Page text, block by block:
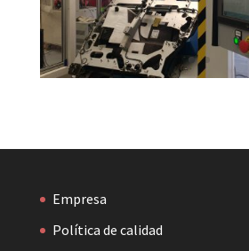
Empresa
Política de calidad